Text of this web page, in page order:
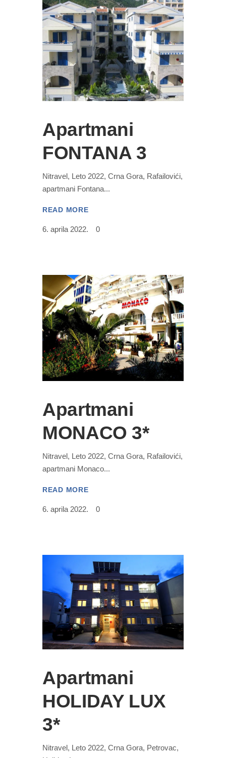
Apartmani
FONTANA 3
Nitravel, Leto 2022, Crna Gora, Rafailovići,
apartmani Fontana
READ MORE
6. aprila 2022. 0
Apartmani
MONACO 3*
Nitravel, Leto 2022, Crna Gora, Rafailovići,
apartmani Monaco
READ MORE
6. aprila 2022. 0
Apartmani
HOLIDAY LUX
3*
Nitravel, Leto 2022, Crna Gora, Petrovac,